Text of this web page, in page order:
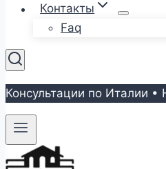
Контакты
Faq
Консультации по Италии